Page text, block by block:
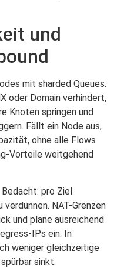
und
mit sharded Queues.
oder Domain verhindert,
Knoten springen und
Fällt ein Node aus,
ohne alle Flows
Vorteile weitgehend
pro Ziel
NAT-Grenzen
und plane ausreichend
IPs ein. In
weniger gleichzeitige
sinkt.